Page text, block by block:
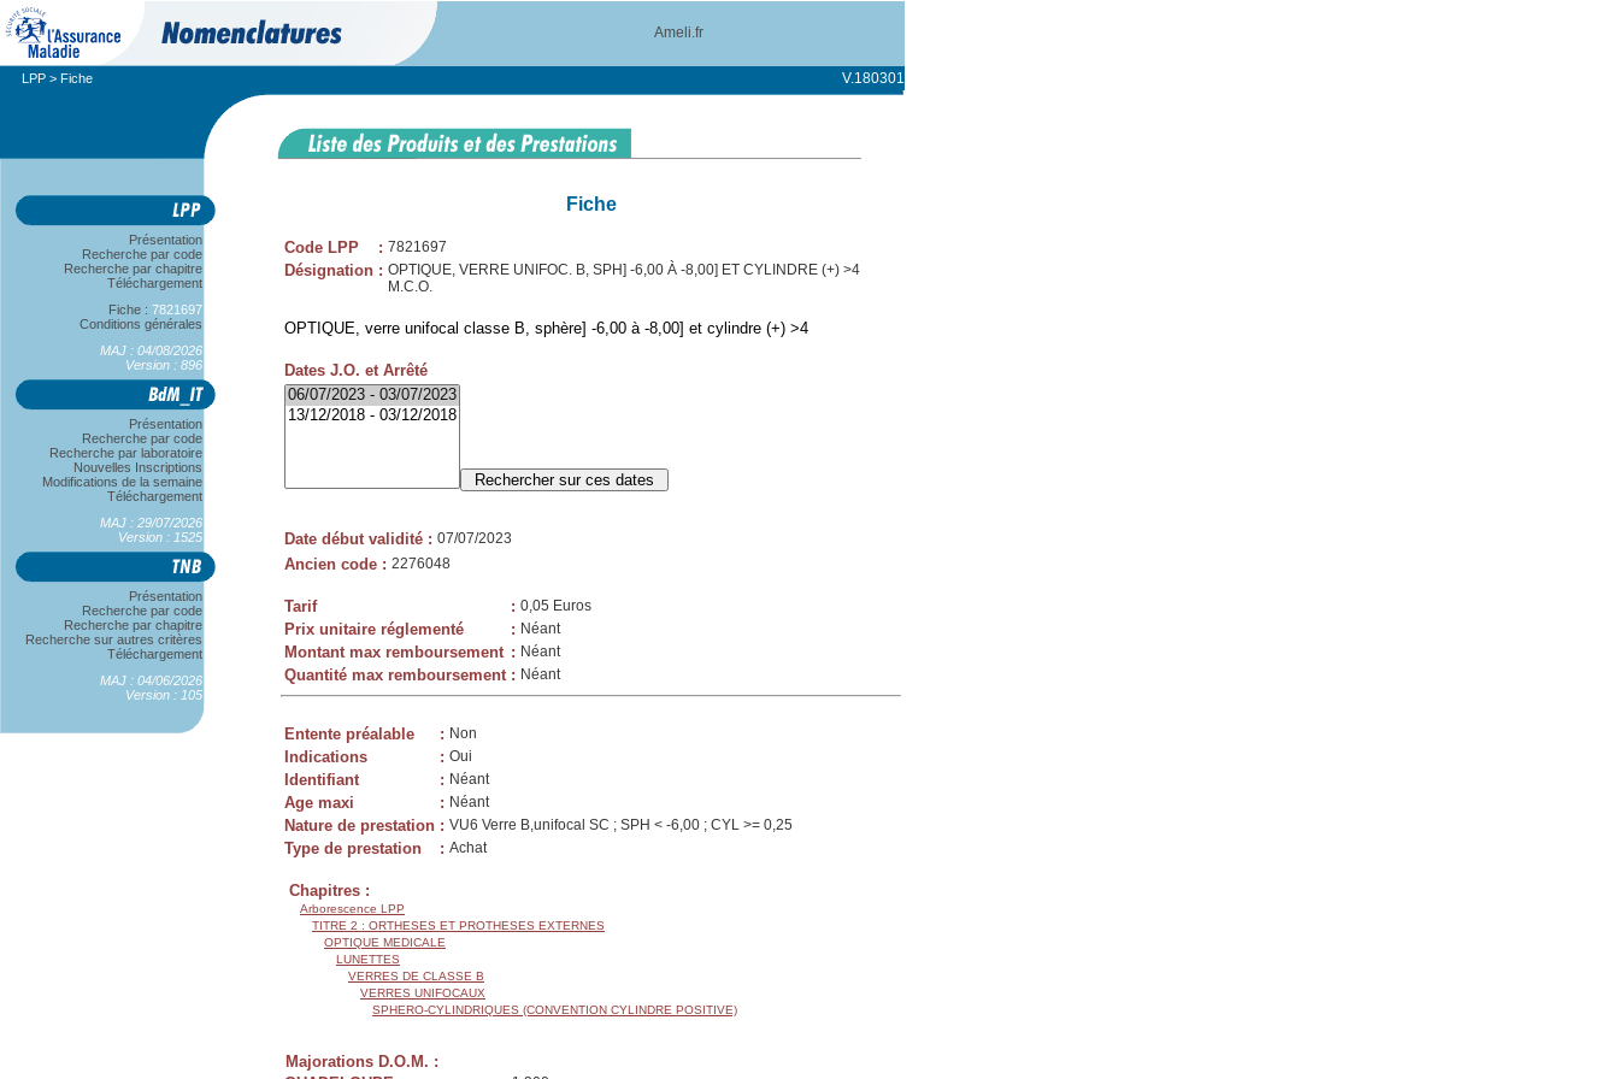
Ameli.fr
LPP > Fiche V.180301
Présentation
Recherche par code
Recherche par chapitre
Téléchargement
Fiche : 7821697
Conditions générales
MAJ : 04/08/2026
Version : 896
Présentation
Recherche par code
Recherche par laboratoire
Nouvelles Inscriptions
Modifications de la semaine
Téléchargement
MAJ : 29/07/2026
Version : 1525
Présentation
Recherche par code
Recherche par chapitre
Recherche sur autres critères
Téléchargement
MAJ : 04/06/2026
Version : 105
Fiche
Code LPP : 7821697
Désignation : OPTIQUE, VERRE UNIFOC. B, SPH] -6,00 À -8,00] ET CYLINDRE (+) >4
M.C.O.
OPTIQUE, verre unifocal classe B, sphère] -6,00 à -8,00] et cylindre (+) >4
Dates J.O. et Arrêté
Date début validité : 07/07/2023
Ancien code : 2276048
Tarif : 0,05 Euros
Prix unitaire réglementé : Néant
Montant max remboursement : Néant
Quantité max remboursement : Néant
Entente préalable : Non
Indications : Oui
Identifiant : Néant
Age maxi : Néant
Nature de prestation : VU6 Verre B,unifocal SC ; SPH < -6,00 ; CYL >= 0,25
Type de prestation : Achat
Chapitres :
Arborescence LPP
TITRE 2 : ORTHESES ET PROTHESES EXTERNES
OPTIQUE MEDICALE
LUNETTES
VERRES DE CLASSE B
VERRES UNIFOCAUX
SPHERO-CYLINDRIQUES (CONVENTION CYLINDRE POSITIVE)
Majorations D.O.M. :